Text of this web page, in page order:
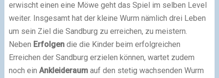
erwischt einen eine Möwe geht das Spiel im selben Level
weiter. Insgesamt hat der kleine Wurm nämlich drei Leben
um sein Ziel die Sandburg zu erreichen, zu meistern.
Neben Erfolgendie die Kinder beim erfolgreichen
Erreichen der Sandburg erzielen können, wartet zudem
noch ein Ankleideraumauf den stetig wachsenden Wurm